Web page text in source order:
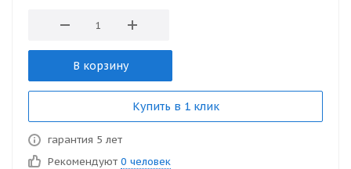
В корзину
Купить в 1 клик
гарантия 5 лет
Рекомендуют 0 человек